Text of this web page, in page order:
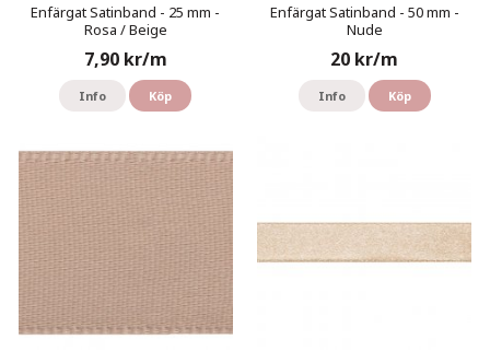
Enfärgat Satinband - 25 mm -
Rosa / Beige
7,90 kr/m
Info Köp
Enfärgat Satinband - 50 mm -
Nude
20 kr/m
Info Köp